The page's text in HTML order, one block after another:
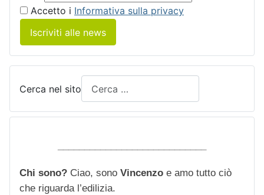
Accetto i Informativa sulla privacy
Iscriviti alle news
Cerca nel sito
Chi sono? Ciao, sono Vincenzo e amo tutto ciò
che riguarda l’edilizia.